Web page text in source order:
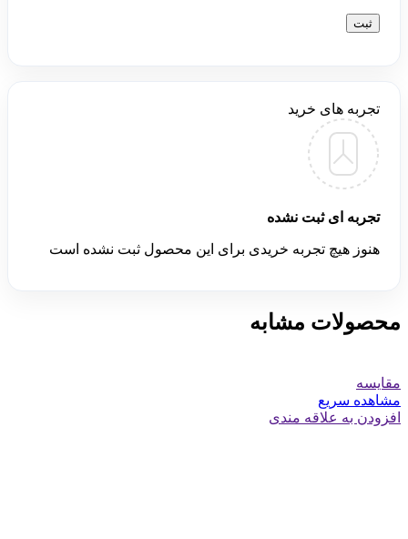
تجربه های خرید
تجربه ای ثبت نشده
هنوز هیچ تجربه خریدی برای این محصول ثبت نشده است
محصولات مشابه
مقایسه
مشاهده سریع
افزودن به علاقه مندی